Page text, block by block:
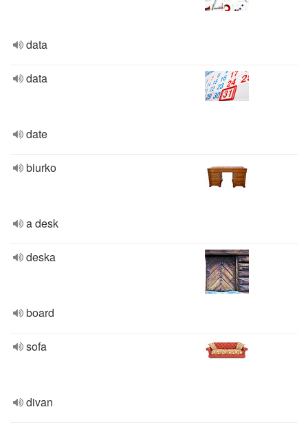
data
data
date
biurko
a desk
deska
board
sofa
divan